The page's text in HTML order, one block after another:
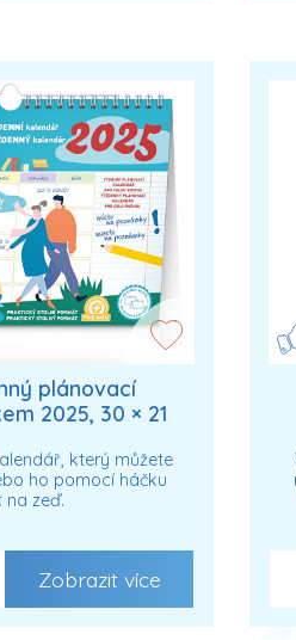
plánovací
2025, 30 × 21
který můžete
ho pomocí háčku
na zeď.
Zobrazit více